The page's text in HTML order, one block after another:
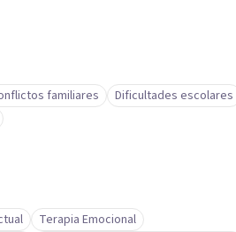
familiares
Dificultades escolares
Terapia Emocional